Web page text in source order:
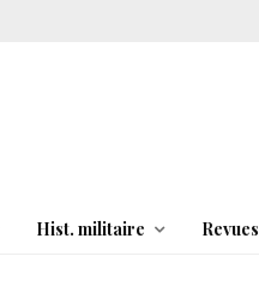
Hist. militaire Revues